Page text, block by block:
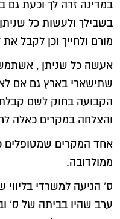
במדינה זרה לך וכעת גם
בשבילך ולעשות כל
מורם ולחייך וכן לקבל
אעשה כל שניתן , אשתמש
שתישארי בארץ גם אם
הקבועה בחוק לשם קבלת
והצלחה במקרים כאלה
אחד המקרים שמטופלים
ממולדובה.
ס` הגיעה למשרדי
ערב שהיו בביתה של ס`